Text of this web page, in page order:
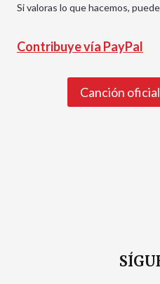
Si valoras lo que hacemos,
Contribuye vía PayPal
Canción